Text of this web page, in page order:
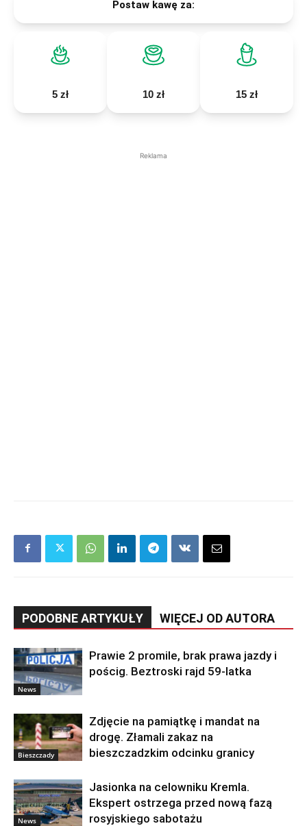
Postaw kawę za:
5 zł 10 zł 15 zł
Reklama
PODOBNE ARTYKUŁY WIĘCEJ OD AUTORA
News
Prawie 2 promile, brak prawa jazdy i
pościg. Beztroski rajd 59-latka
Bieszczady
Zdjęcie na pamiątkę i mandat na
drogę. Złamali zakaz na
bieszczadzkim odcinku granicy
News
Jasionka na celowniku Kremla.
Ekspert ostrzega przed nową fazą
rosyjskiego sabotażu